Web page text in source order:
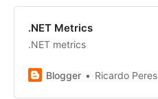
.NET Metrics
.NET metrics
Blogger Ricardo Peres